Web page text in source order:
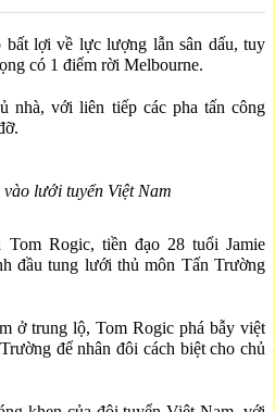
lợi về lực lượng lẫn sân dấu, tuy
có 1 điểm rời Melbourne.
nhà, với liên tiếp các pha tấn công
lưới tuyển Việt Nam
Rogic, tiền đạo 28 tuổi Jamie
đầu tung lưới thủ môn Tấn Trường
ở trung lộ, Tom Rogic phá bẫy việt
để nhân đôi cách biệt cho chủ